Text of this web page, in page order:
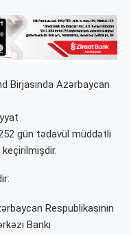
Birjasında Azərbaycan
gün tədavül müddətli
Respublikasının
Bankı